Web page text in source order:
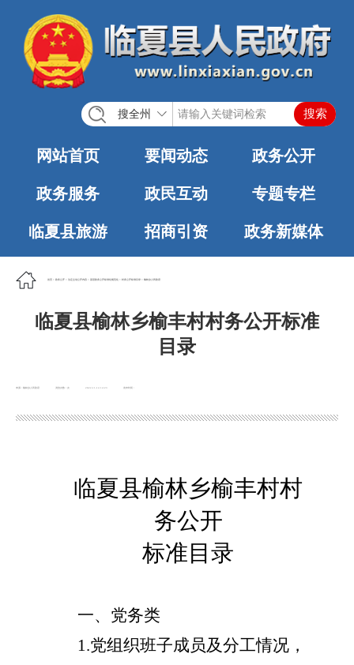
搜全州
网站首页 要闻动态 政务公开
政务服务 政民互动 专题专栏
临夏县旅游 招商引资 政务新媒体
首页 政务公开 法定主动公开内容 基层政务公开标准化规范化 村务公开标准目录 榆林乡人民政府
临夏县榆林乡榆丰村村务公开标准
目录
浏览次数： 发布时间：
2022-11-14 14:23
临夏县榆林乡榆丰村村
务公开
标准目录
一、党务类
1.党组织班子成员及分工情况，